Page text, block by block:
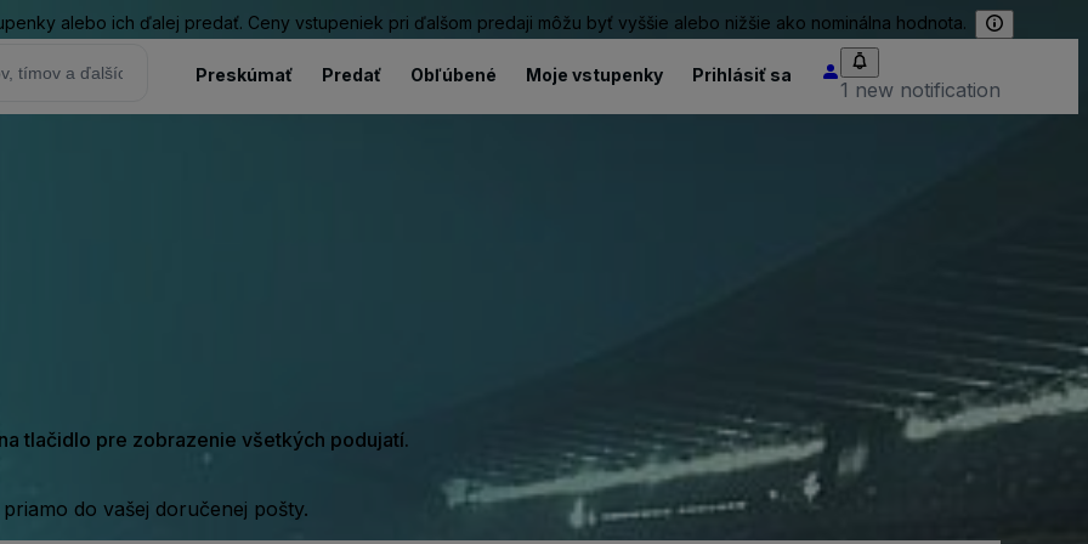
alebo ich ďalej predať. Ceny vstupeniek pri ďalšom predaji môžu byť vyššie alebo nižšie ako nominálna hodnota.
Preskúmať Predať Obľúbené Moje vstupenky Prihlásiť sa
1 new notification
tlačidlo pre zobrazenie všetkých podujatí.
do vašej doručenej pošty.